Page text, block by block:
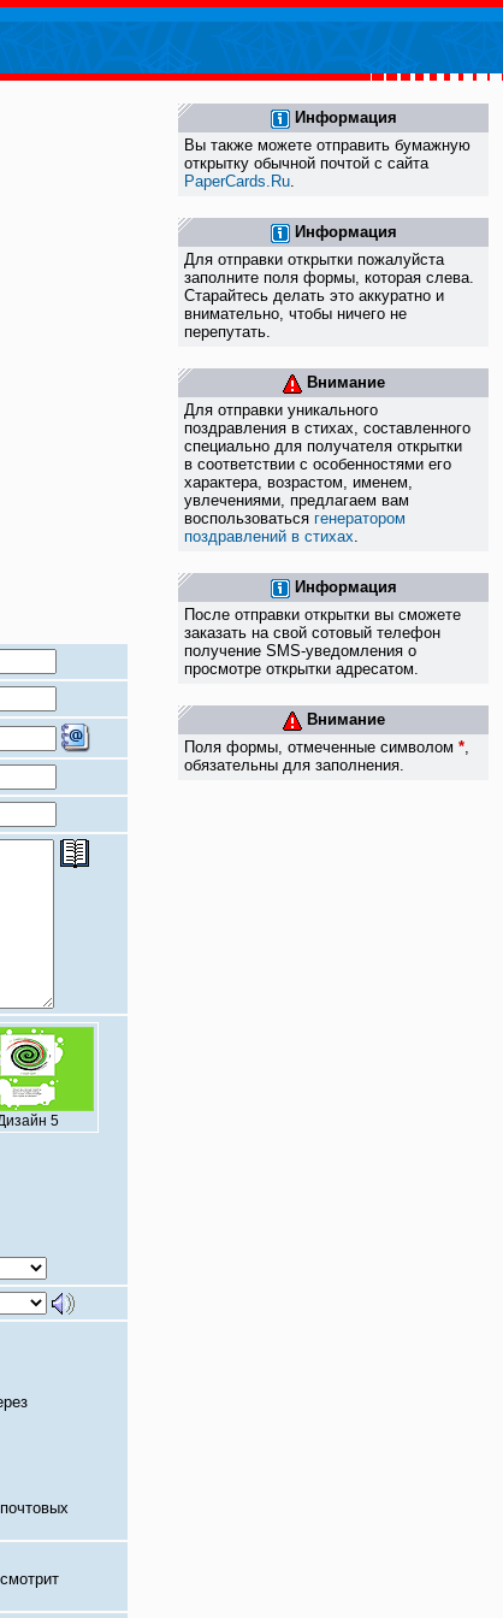
5
Информация
Вы также можете отправить бумажную
открытку обычной почтой с сайта
PaperCards.Ru.
Информация
Для отправки открытки пожалуйста
заполните поля формы, которая слева.
Старайтесь делать это аккуратно и
внимательно, чтобы ничего не
перепутать.
Внимание
Для отправки уникального
поздравления в стихах, составленного
специально для получателя открытки
в соответствии с особенностями его
характера, возрастом, именем,
увлечениями, предлагаем вам
воспользоваться генератором
поздравлений в стихах.
Информация
После отправки открытки вы сможете
заказать на свой сотовый телефон
получение SMS-уведомления о
просмотре открытки адресатом.
Внимание
Поля формы, отмеченные символом*,
обязательны для заполнения.